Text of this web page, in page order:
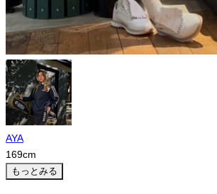
AYA
169cm
もっとみる